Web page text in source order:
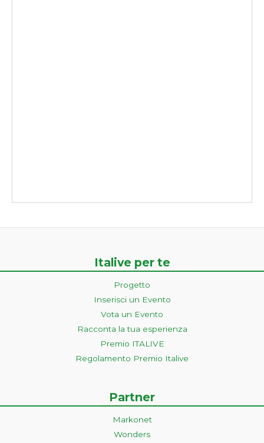
Italive per te
Progetto
Inserisci un Evento
Vota un Evento
Racconta la tua esperienza
Premio ITALIVE
Regolamento Premio Italive
Partner
Markonet
Wonders